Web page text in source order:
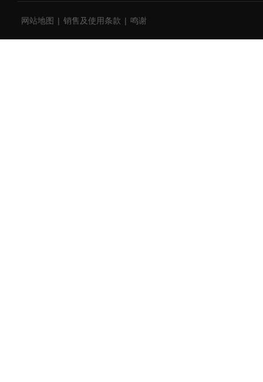
网站地图 | 销售及使用条款 | 鸣谢